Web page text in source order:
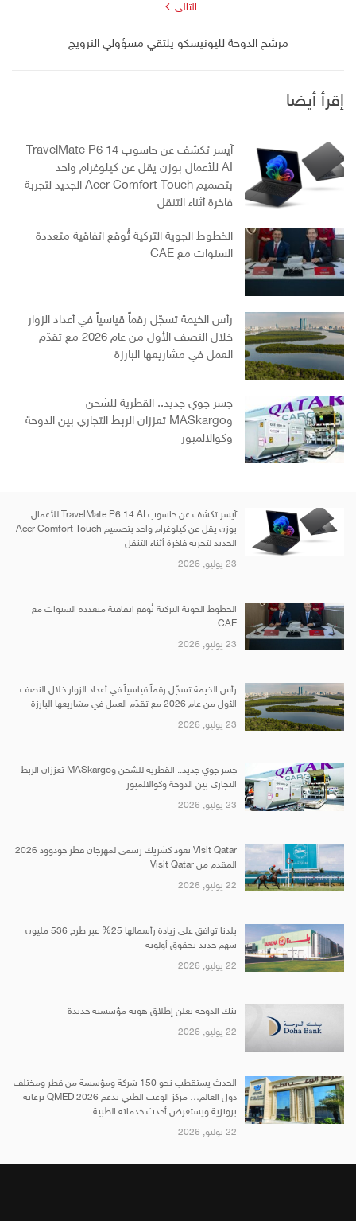
التالي
مرشح الدوحة لليونيسكو يلتقي مسؤولي النرويج
إقرأ أيضا
آيسر تكشف عن حاسوب TravelMate P6 14
AI للأعمال بوزن يقل عن كيلوغرام واحد
بتصميم Acer Comfort Touch الجديد لتجربة
فاخرة أثناء التنقل
الخطوط الجوية التركية تُوقع اتفاقية متعددة
السنوات مع CAE
رأس الخيمة تسجّل رقماً قياسياً في أعداد الزوار
خلال النصف الأول من عام 2026 مع تقدّم
العمل في مشاريعها البارزة
جسر جوي جديد.. القطرية للشحن
وMASkargo تعززان الربط التجاري بين الدوحة
وكوالالمبور
آيسر تكشف عن حاسوب TravelMate P6 14 AI للأعمال
بوزن يقل عن كيلوغرام واحد بتصميم Acer Comfort Touch
الجديد لتجربة فاخرة أثناء التنقل
23 يوليو, 2026
الخطوط الجوية التركية تُوقع اتفاقية متعددة السنوات مع
CAE
23 يوليو, 2026
رأس الخيمة تسجّل رقماً قياسياً في أعداد الزوار خلال النصف
الأول من عام 2026 مع تقدّم العمل في مشاريعها البارزة
23 يوليو, 2026
جسر جوي جديد.. القطرية للشحن وMASkargo تعززان الربط
التجاري بين الدوحة وكوالالمبور
23 يوليو, 2026
Visit Qatar تعود كشريك رسمي لمهرجان قطر جودوود 2026
المقدم من Visit Qatar
22 يوليو, 2026
بلدنا توافق على زيادة رأسمالها 25% عبر طرح 536 مليون
سهم جديد بحقوق أولوية
22 يوليو, 2026
بنك الدوحة يعلن إطلاق هوية مؤسسية جديدة
22 يوليو, 2026
الحدث يستقطب نحو 150 شركة ومؤسسة من قطر ومختلف
دول العالم… مركز الوعب الطبي يدعم QMED 2026 برعاية
برونزية ويستعرض أحدث خدماته الطبية
22 يوليو, 2026